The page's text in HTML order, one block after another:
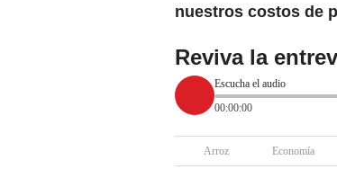
nuestros costos de
Reviva la
Escucha el audio
00:00:00
Arroz Economía